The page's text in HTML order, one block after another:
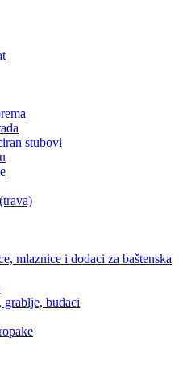
stubovi
mlaznice i dodaci za baštenska
grablje, budaci